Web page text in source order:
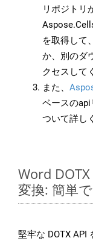
リポジトリ
を取得して
か、別のダ
クセスして
また、
ベースの
ついて詳し
Word
変換: 簡単
堅牢な DOTX API